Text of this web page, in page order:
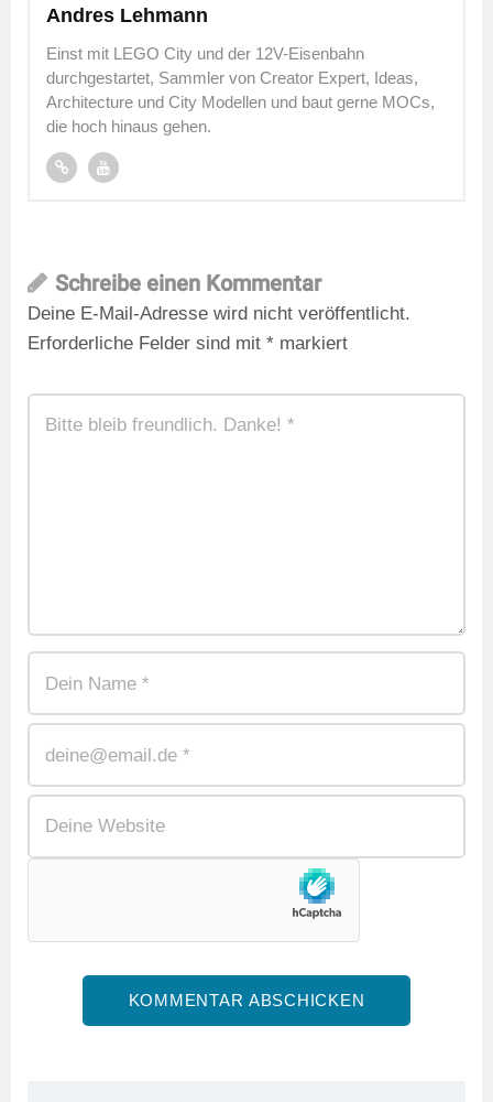
Andres Lehmann
Einst mit LEGO City und der 12V-Eisenbahn
durchgestartet, Sammler von Creator Expert, Ideas,
Architecture und City Modellen und baut gerne MOCs,
die hoch hinaus gehen.
Schreibe einen Kommentar
Deine E-Mail-Adresse wird nicht veröffentlicht.
Erforderliche Felder sind mit * markiert